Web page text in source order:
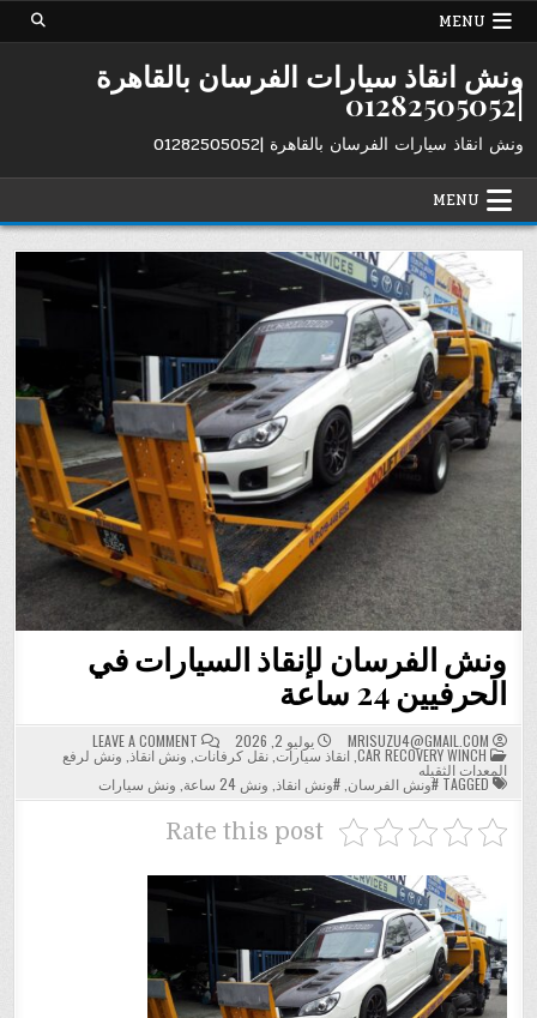
Skip
MENU
ونش انقاذ سيارات الفرسان بالقاهرة
|01282505052
ونش انقاذ سيارات الفرسان بالقاهرة |01282505052
MENU
ونش الفرسان لإنقاذ السيارات في
الحرفيين 24 ساعة
MRISUZU4@GMAIL.COM يوليو 2, 2026 LEAVE A COMMENT
ON
ونش
الفرسان
السيارات
POSTED
IN
CAR RECOVERY WINCH
,انقاذ سيارات,نقل كرفانات ونش انقاذ ونش لرفع
المعدات الثقيله
#ونش الفرسان ,#ونش انقاذ ونش 24 ساعة ونش سيارات
Rate this post